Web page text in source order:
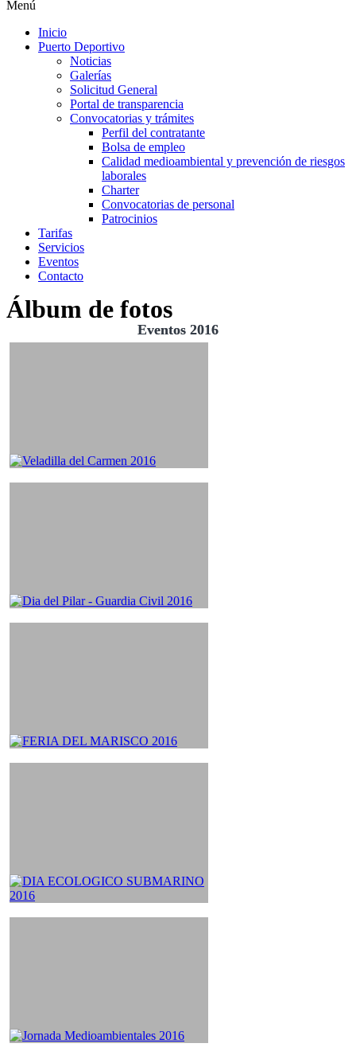
Menú
Inicio
Puerto Deportivo
Noticias
Galerías
Solicitud General
Portal de transparencia
Convocatorias y trámites
Perfil del contratante
Bolsa de empleo
Calidad medioambiental y prevención de riesgos
laborales
Charter
Convocatorias de personal
Patrocinios
Tarifas
Servicios
Eventos
Contacto
Álbum de fotos
Eventos 2016